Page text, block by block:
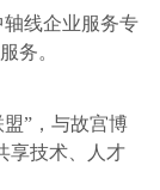
轴线企业服务专
务。
盟”，与故宫博
享技术、人才